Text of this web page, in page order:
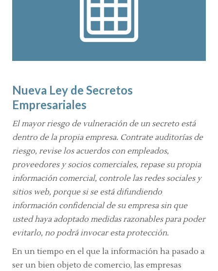
Nueva Ley de Secretos
Empresariales
El mayor riesgo de vulneración de un secreto está
dentro de la propia empresa. Contrate auditorías de
riesgo, revise los acuerdos con empleados,
proveedores y socios comerciales, repase su propia
información comercial, controle las redes sociales y
sitios web, porque si se está difundiendo
información confidencial de su empresa sin que
usted haya adoptado medidas razonables para poder
evitarlo, no podrá invocar esta protección.
En un tiempo en el que la información ha pasado a
ser un bien objeto de comercio, las empresas